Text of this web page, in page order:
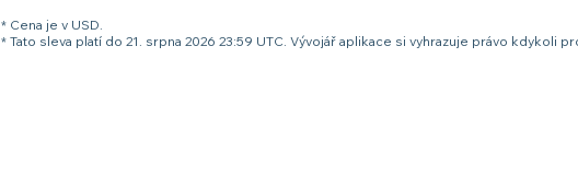
* Cena je v USD.
* Tato sleva platí do 21. srpna 2026 23:59 UTC. Vývojář aplikace si vyhrazuje právo